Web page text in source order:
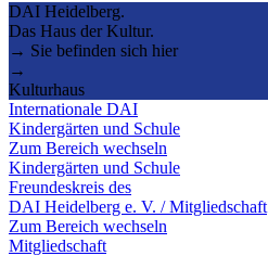
DAI Heidelberg.
Das Haus der Kultur.
→ Sie befinden sich hier
→
Kulturhaus
Internationale DAI
Kindergärten und Schule
Zum Bereich wechseln
Kindergärten und Schule
Freundeskreis des
DAI Heidelberg e. V. / Mitgliedschaft
Zum Bereich wechseln
Mitgliedschaft